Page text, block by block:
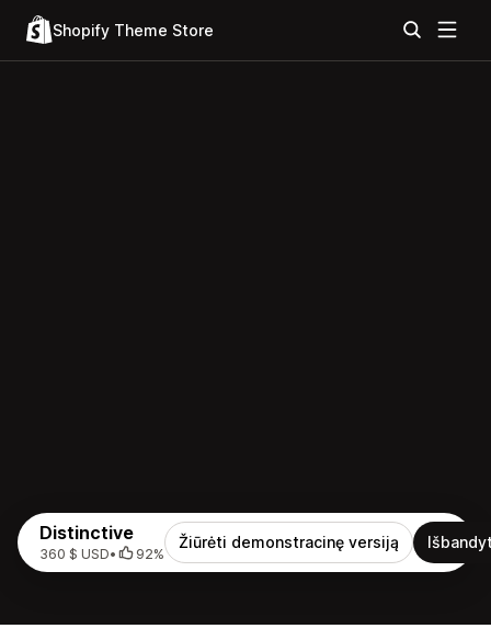
Shopify Theme Store
Distinctive
360 $ USD• 92%
Žiūrėti demonstracinę versiją